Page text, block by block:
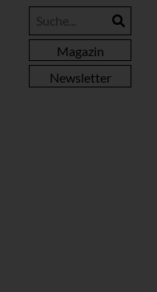
Magazin
Newsletter